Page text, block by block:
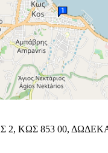
2, ΚΩΣ 853 00,